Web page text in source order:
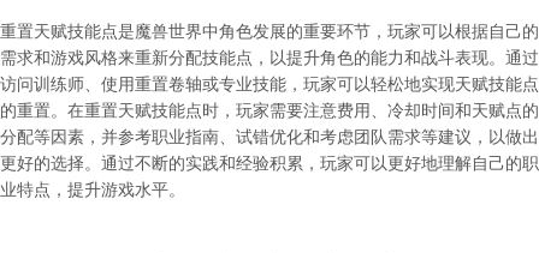
重置天赋技能点是魔兽世界中角色发展的重要环节，玩家可以根据自己的
需求和游戏风格来重新分配技能点，以提升角色的能力和战斗表现。通过
访问训练师、使用重置卷轴或专业技能，玩家可以轻松地实现天赋技能点
的重置。在重置天赋技能点时，玩家需要注意费用、冷却时间和天赋点的
分配等因素，并参考职业指南、试错优化和考虑团队需求等建议，以做出
更好的选择。通过不断的实践和经验积累，玩家可以更好地理解自己的职
业特点，提升游戏水平。